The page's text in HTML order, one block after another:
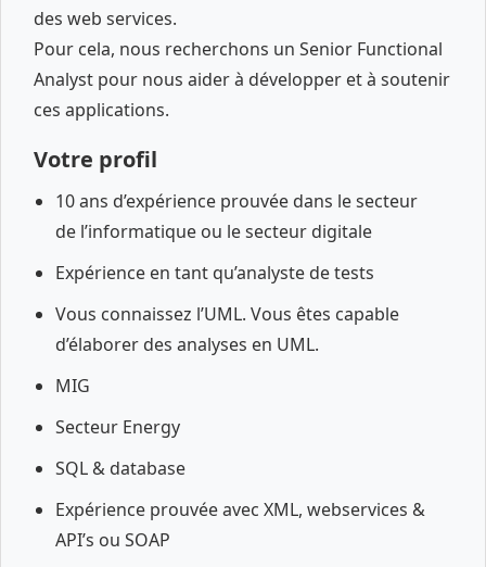
des web services.
Pour cela, nous recherchons un Senior Functional
Analyst pour nous aider à développer et à soutenir
ces applications.
Votre profil
10 ans d’expérience prouvée dans le secteur
de l’informatique ou le secteur digitale
Expérience en tant qu’analyste de tests
Vous connaissez l’UML. Vous êtes capable
d’élaborer des analyses en UML.
MIG
Secteur Energy
SQL & database
Expérience prouvée avec XML, webservices &
API’s ou SOAP